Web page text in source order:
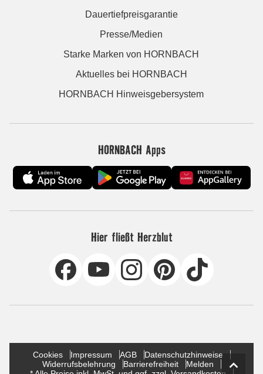
Dauertiefpreisgarantie
Presse/Medien
Starke Marken von HORNBACH
Aktuelles bei HORNBACH
HORNBACH Hinweisgebersystem
HORNBACH Apps
Hier fließt Herzblut
Cookies Impressum AGB
Datenschutzhinweise
Widerrufsbelehrung
Barrierefreiheit
Melden